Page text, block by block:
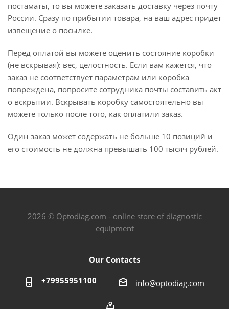
постаматы, то вы можете заказать доставку через почту
России. Сразу по прибытии товара, на ваш адрес придет
извещение о посылке.
Перед оплатой вы можете оценить состояние коробки
(не вскрывая): вес, целостность. Если вам кажется, что
заказ не соответствует параметрам или коробка
повреждена, попросите сотрудника почты составить акт
о вскрытии. Вскрывать коробку самостоятельно вы
можете только после того, как оплатили заказ.
Один заказ может содержать не больше 10 позиций и
его стоимость не должна превышать 100 тысяч рублей.
2026 © Optodiag.com - online store of diagnostic
equipment
Our Contacts
+79955951100 info@optodiag.com